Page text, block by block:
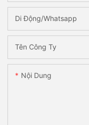
Di Động/Whatsapp
Tên Công Ty
Nội Dung